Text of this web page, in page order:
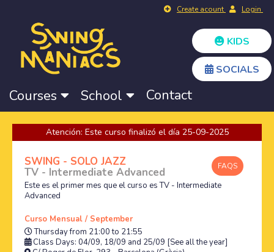
Create acount Login
KIDS
SOCIALS
Courses School Contact
Atención: Este curso finalizó el día 25-09-2025
FAQS
SWING - SOLO JAZZ
TV - Intermediate Advanced
Este es el primer mes que el curso es TV - Intermediate
Advanced
Curso Mensual / September
Thursday from 21:00 to 21:55
Class Days: 04/09, 18/09 and 25/09 [See all the year]